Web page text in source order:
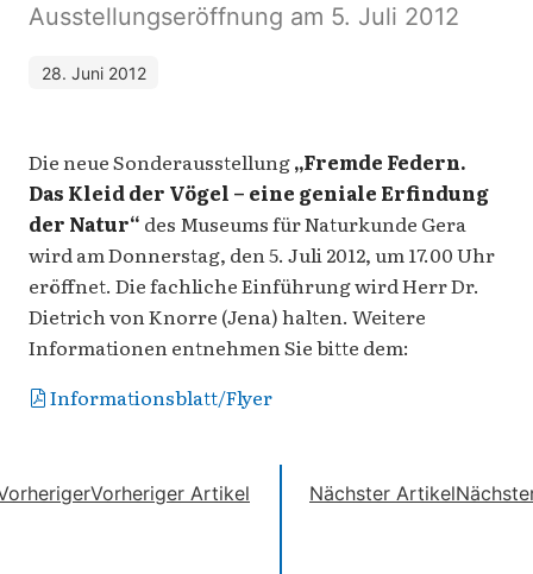
Ausstellungseröffnung am 5. Juli 2012
28. Juni 2012
Die neue Sonderausstellung„Fremde Federn.
Das Kleid der Vögel – eine geniale Erfindung
der Natur“ des Museums für Naturkunde Gera
wird am Donnerstag, den 5. Juli 2012, um 17.00 Uhr
eröffnet. Die fachliche Einführung wird Herr Dr.
Dietrich von Knorre (Jena) halten. Weitere
Informationen entnehmen Sie bitte dem:
Informationsblatt/Flyer
Vorheriger Artikel Nächster Artikel